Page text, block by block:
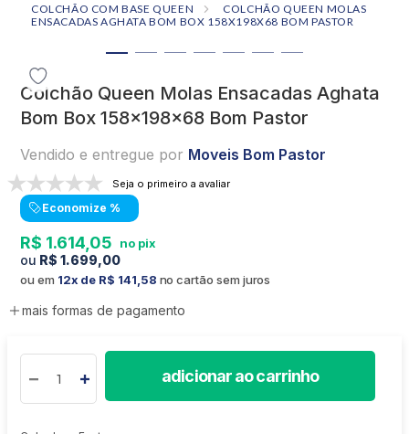
COLCHÃO COM BASE QUEEN
COLCHÃO QUEEN MOLAS
ENSACADAS AGHATA BOM BOX 158X198X68 BOM PASTOR
Colchão Queen Molas Ensacadas Aghata
Bom Box 158x198x68 Bom Pastor
Vendido e entregue por Moveis Bom Pastor
Seja o primeiro a avaliar
Economize %
R$ 1.614 05
R$ 1.699,00
ou em 12 R$ 141 58 no cartão sem juros
mais formas de pagamento
adicionar ao carrinho